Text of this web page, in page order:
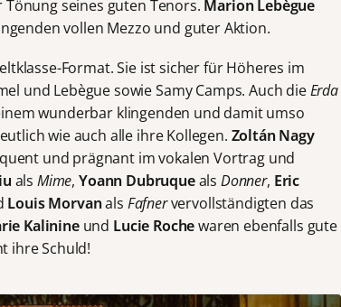
seines guten Tenors. Marion Lebègue
vollen Mezzo und guter Aktion.
Format. Sie ist sicher für Höheres im
und Lebègue sowie Samy Camps. Auch dieErda
wunderbar klingenden und damit umso
wie auch alle ihre Kollegen. Zoltán Nagy
und prägnant im vokalen Vortrag und
als Mime, Yoann Dubruqueals Donner, Eric
Louis Morvanals Fafnervervollständigten das
Kalinineund Lucie Rochewaren ebenfalls gute
ihre Schuld!